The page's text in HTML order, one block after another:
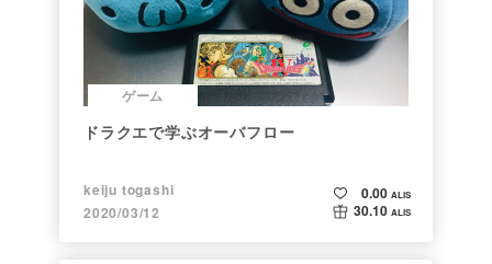
ゲーム
ドラクエで学ぶオーバフロー
keiju togashi
2020/03/12
0.00 ALIS
30.10 ALIS